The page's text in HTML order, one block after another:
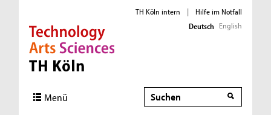
Direkt zur Hauptnavigation
Direkt zur Subnavigation
Direkt zum Inhalt
Direkt zum Fußbereich
TH Köln intern |
Hilfe im Notfall
Deutsch English
Menü Suche